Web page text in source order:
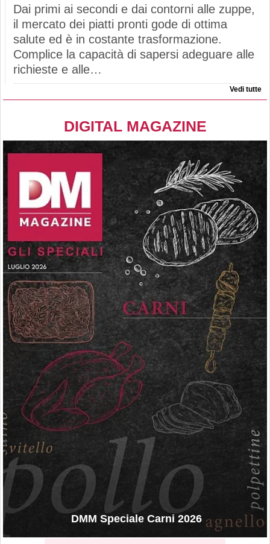
Dai primi ai secondi e dai contorni alle zuppe,
il mercato dei piatti pronti gode di ottima
salute ed è in costante trasformazione.
Complice la capacità di sapersi adeguare alle
richieste e alle…
Vedi tutte
DIGITAL MAGAZINE
DMM Speciale Carni 2026